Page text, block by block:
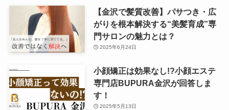
【金沢で髪質改善】パサつき・広
がりを根本解決する“美髪育成”専
門サロンの魅力とは？
2025年6月24日
小顔矯正は効果なし!?小顔エステ
専門店BUPURA金沢が回答しま
す！
2025年5月13日